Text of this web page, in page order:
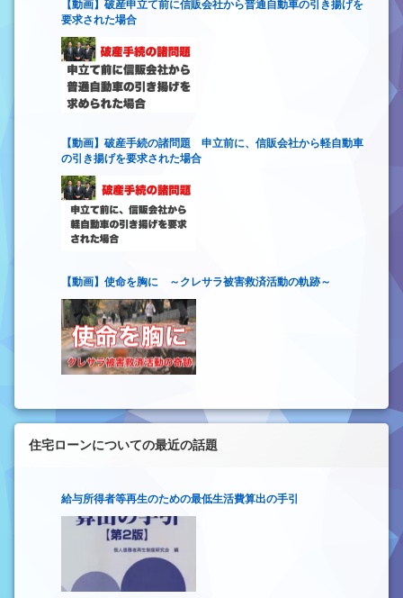
【動画】破産申立て前に信販会社から普通自動車の引き揚げを
要求された場合
【動画】破産手続の諸問題 申立前に、信販会社から軽自動車
の引き揚げを要求された場合
【動画】使命を胸に ～クレサラ被害救済活動の軌跡～
住宅ローンについての最近の話題
給与所得者等再生のための最低生活費算出の手引